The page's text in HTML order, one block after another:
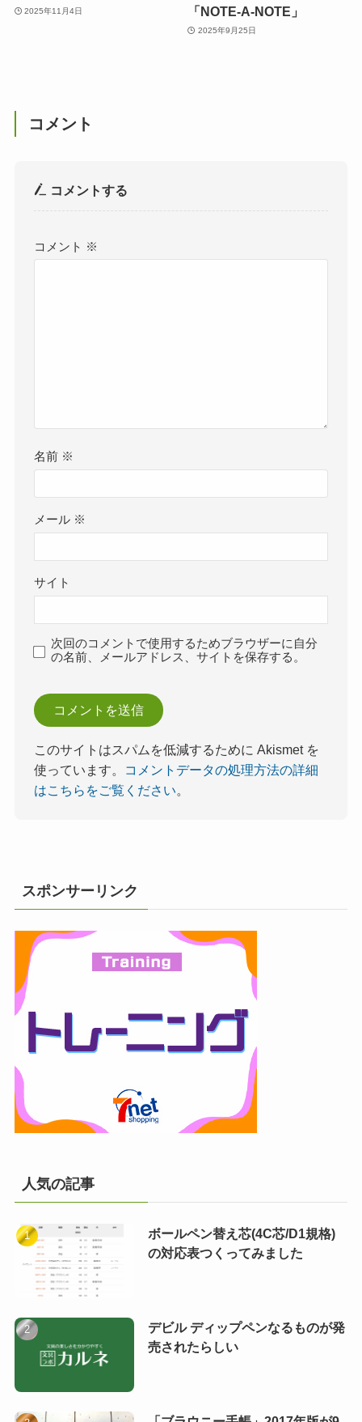
2025年11月4日
「NOTE-A-NOTE」
2025年9月25日
コメント
コメントする
コメント ※
名前 ※
メール ※
サイト
次回のコメントで使用するためブラウザーに自分
の名前、メールアドレス、サイトを保存する。
このサイトはスパムを低減するために Akismet を
使っています。
コメントデータの処理方法の詳細
はこちらをご覧ください。
スポンサーリンク
人気の記事
ボールペン替え芯(4C芯/D1規格)
の対応表つくってみました
デビル ディップペンなるものが発
売されたらしい